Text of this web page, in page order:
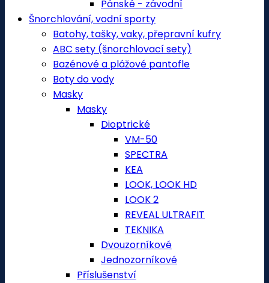
Pánské - závodní
Šnorchlování, vodní sporty
Batohy, tašky, vaky, přepravní kufry
ABC sety (šnorchlovací sety)
Bazénové a plážové pantofle
Boty do vody
Masky
Masky
Dioptrické
VM-50
SPECTRA
KEA
LOOK, LOOK HD
LOOK 2
REVEAL ULTRAFIT
TEKNIKA
Dvouzorníkové
Jednozorníkové
Příslušenství